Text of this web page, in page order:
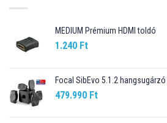
MEDIUM Prémium HDMI toldó
1.240 Ft
Focal SibEvo 5.1.2
479.990 Ft